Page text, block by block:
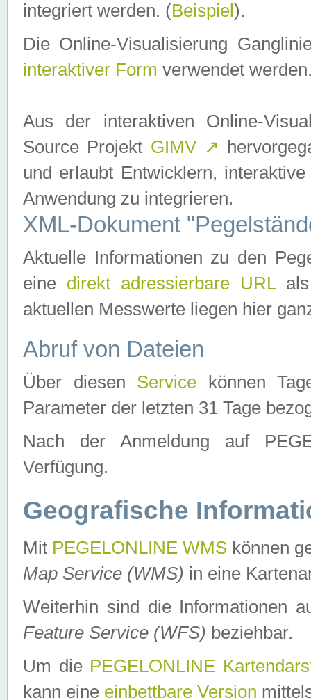
integriert werden. (Beispiel ).
Die Online-Visualisierung
interaktiver Form verwendet
Aus der interaktiven Online-
Source Projekt GIMV ↗
und erlaubt Entwicklern,
Anwendung zu integrieren.
XML-Dokument
Aktuelle Informationen zu den
eine direkt adressierbare URLals
aktuellen Messwerte liegen hier
Abruf von Dateien
Über diesen Service können
Parameter der letzten 31 Tage
Nach der Anmeldung auf
Verfügung.
Geografische
Mit PEGELONLINE WMS können
Map Service (WMS) in eine
Weiterhin sind die Informationen
Feature Service (WFS) beziehbar.
Um die PEGELONLINE
kann eine einbettbare Version